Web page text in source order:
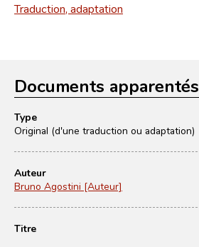
Traduction, adaptation
Documents apparentés
Type
Original (d'une traduction ou adaptation)
Auteur
Bruno Agostini [Auteur]
Titre